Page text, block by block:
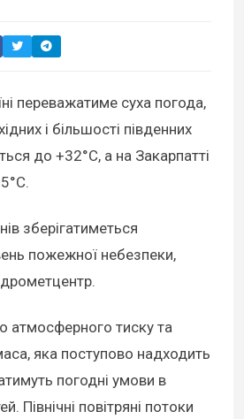
переважатиме суха погода,
і більшості південних
до +32°C, а на Закарпатті
зберігатиметься
пожежної небезпеки,
атмосферного тиску та
яка поступово надходить
погодні умови в
Північні повітряні потоки